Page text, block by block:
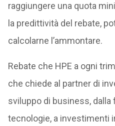
raggiungere una quota
la predittività del rebate,
calcolarne l’ammontare.
Rebate che HPE a ogni
che chiede al partner di
sviluppo di business, dalla
tecnologie, a investimenti